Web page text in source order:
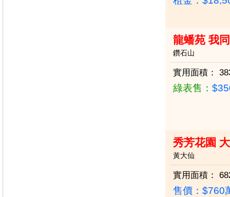
龍蟠苑 我
鑽石山
實用面積：
綠表售：
秀芳花園
黃大仙
實用面積：
售價： $760